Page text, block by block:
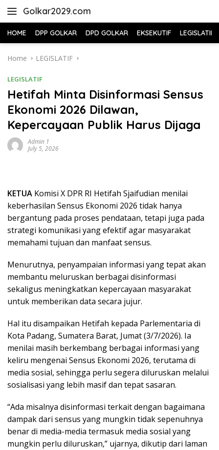
Golkar2029.com
HOME DPP GOLKAR DPD GOLKAR EKSEKUTIF LEGISLATIF
Home LEGISLATIF
LEGISLATIF
Hetifah Minta Disinformasi Sensus
Ekonomi 2026 Dilawan,
Kepercayaan Publik Harus Dijaga
Admin 1
July 5, 2026
KETUA Komisi X DPR RI Hetifah Sjaifudian menilai
keberhasilan Sensus Ekonomi 2026 tidak hanya
bergantung pada proses pendataan, tetapi juga pada
strategi komunikasi yang efektif agar masyarakat
memahami tujuan dan manfaat sensus.
Menurutnya, penyampaian informasi yang tepat akan
membantu meluruskan berbagai disinformasi
sekaligus meningkatkan kepercayaan masyarakat
untuk memberikan data secara jujur.
Hal itu disampaikan Hetifah kepada Parlementaria di
Kota Padang, Sumatera Barat, Jumat (3/7/2026). Ia
menilai masih berkembang berbagai informasi yang
keliru mengenai Sensus Ekonomi 2026, terutama di
media sosial, sehingga perlu segera diluruskan melalui
sosialisasi yang lebih masif dan tepat sasaran.
“Ada misalnya disinformasi terkait dengan bagaimana
dampak dari sensus yang mungkin tidak sepenuhnya
benar di media-media termasuk media sosial yang
mungkin perlu diluruskan,” ujarnya, dikutip dari laman